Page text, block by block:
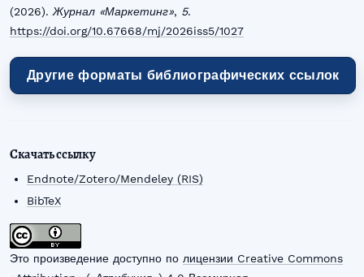
(2026). Журнал «Маркетинг», 5.
https://doi.org/10.67668/mj/2026iss5/1027
Другие форматы библиографических ссылок
Скачать ссылку
Endnote/Zotero/Mendeley (RIS)
BibTeX
Это произведение доступно по лицензии Creative Commons